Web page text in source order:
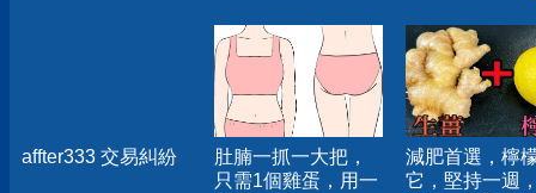
affter333 交易糾紛
肚腩一抓一大把，
只需1個雞蛋，用一
減肥首選，檸
它，堅持一週